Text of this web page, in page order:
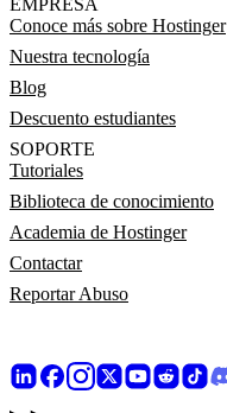
EMPRESA
Conoce más sobre Hostinger
Nuestra tecnología
Blog
Descuento estudiantes
SOPORTE
Tutoriales
Biblioteca de conocimiento
Academia de Hostinger
Contactar
Reportar Abuso